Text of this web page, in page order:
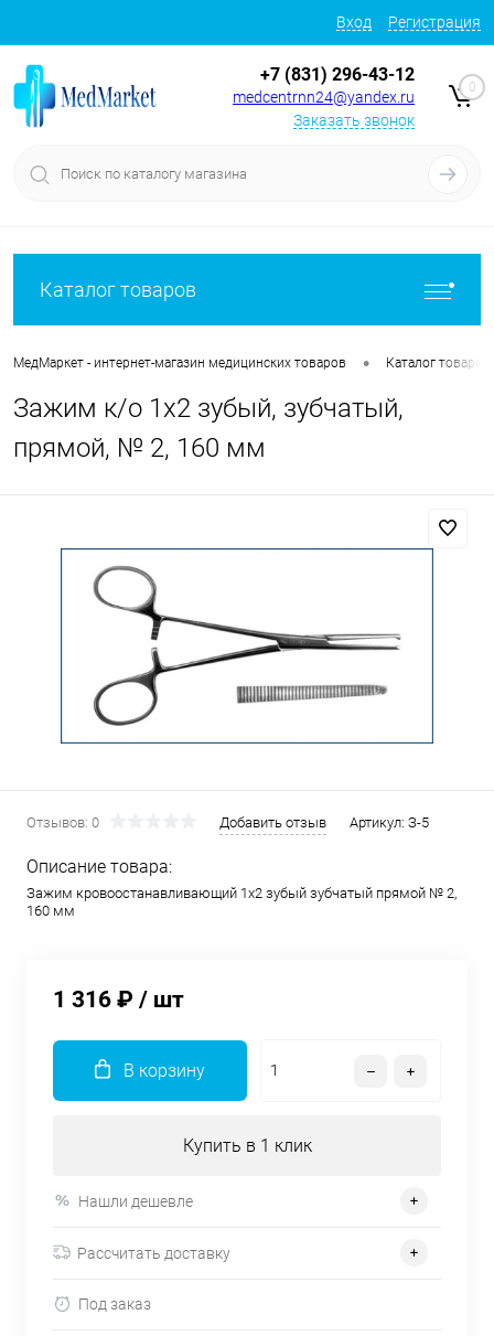
Вход Регистрация
+7 (831) 296-43-12
medcentrnn24@yandex.ru
Заказать звонок
0
Каталог товаров
МедМаркет - интернет-магазин медицинских товаров • Каталог товаров
Зажим к/о 1х2 зубый, зубчатый,
прямой, № 2, 160 мм
Отзывов: 0 Добавить отзыв Артикул: З-5
Описание товара:
Зажим кровоостанавливающий 1х2 зубый зубчатый прямой № 2,
160 мм
1 316 ₽ / шт
В корзину
Купить в 1 клик
Нашли дешевле
Рассчитать доставку
Под заказ